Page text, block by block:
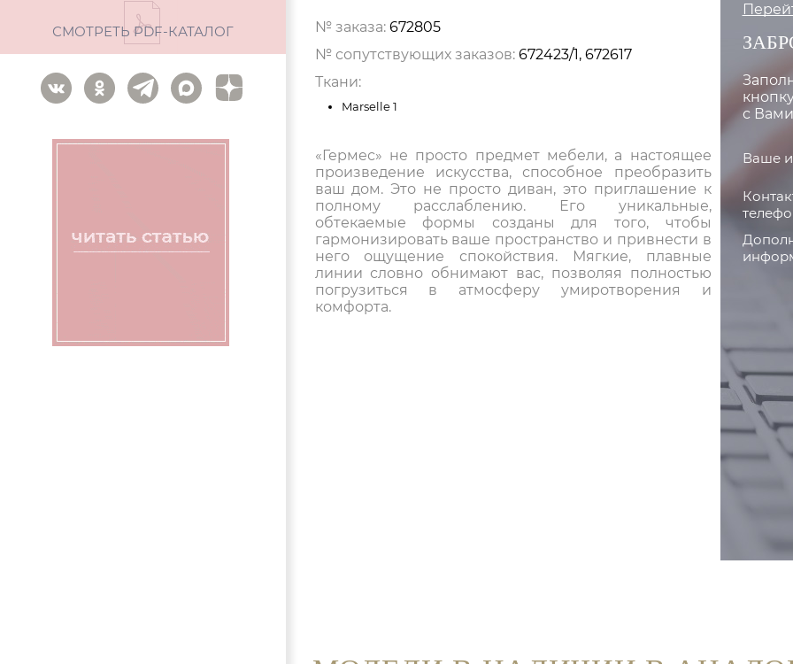
СМОТРЕТЬ PDF-КАТАЛОГ № заказа: 672805
№ сопутствующих заказов: 672423/1, 672617
Ткани:
Marselle 1
«Гермес» не просто предмет мебели, а настоящее
произведение искусства, способное преобразить
ваш дом. Это не просто диван, это приглашение к
полному расслаблению. Его уникальные,
обтекаемые формы созданы для того, чтобы
гармонизировать ваше пространство и привнести в
него ощущение спокойствия. Мягкие, плавные
линии словно обнимают вас, позволяя полностью
погрузиться в атмосферу умиротворения и
комфорта.
с
Ваше